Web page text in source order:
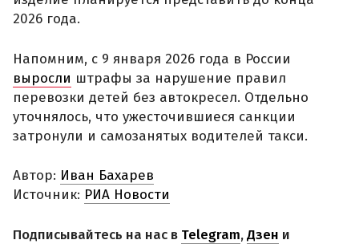
2026 года.
Напомним, с 9 января 2026 года в России
выросли штрафы за нарушение правил
перевозки детей без автокресел. Отдельно
уточнялось, что ужесточившиеся санкции
затронули и самозанятых водителей такси.
Автор: Иван Бахарев
Источник: РИА Новости
Подписывайтесь на нас в Telegram,Дзен и